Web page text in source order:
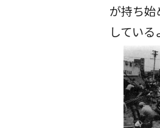
が持ち
してい